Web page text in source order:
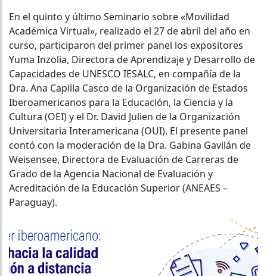
En el quinto y último Seminario sobre «Movilidad
Académica Virtual», realizado el 27 de abril del año en
curso, participaron del primer panel los expositores
Yuma Inzolia, Directora de Aprendizaje y Desarrollo de
Capacidades de UNESCO IESALC, en compañía de la
Dra. Ana Capilla Casco de la Organización de Estados
Iberoamericanos para la Educación, la Ciencia y la
Cultura (OEI) y el Dr. David Julien de la Organización
Universitaria Interamericana (OUI). El presente panel
contó con la moderación de la Dra. Gabina Gavilán de
Weisensee, Directora de Evaluación de Carreras de
Grado de la Agencia Nacional de Evaluación y
Acreditación de la Educación Superior (ANEAES –
Paraguay).